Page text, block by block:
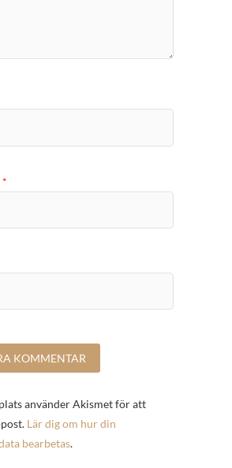
*
använder Akismet för att
Lär dig om hur din
bearbetas.